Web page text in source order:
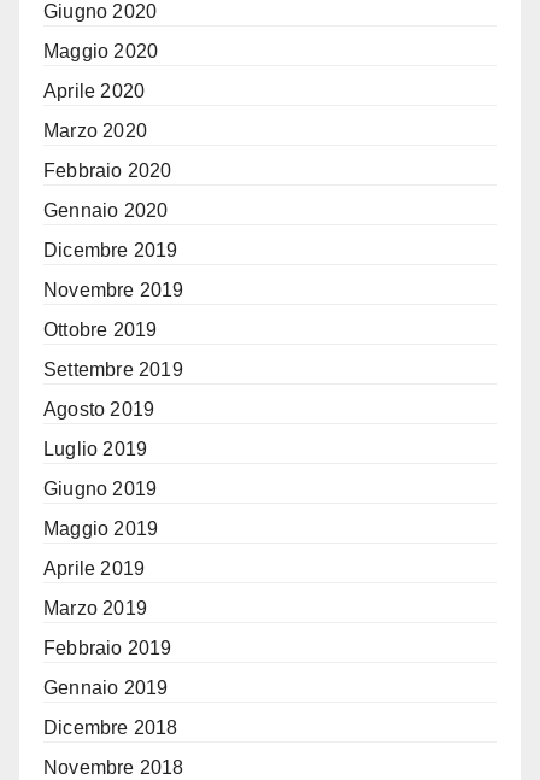
Giugno 2020
Maggio 2020
Aprile 2020
Marzo 2020
Febbraio 2020
Gennaio 2020
Dicembre 2019
Novembre 2019
Ottobre 2019
Settembre 2019
Agosto 2019
Luglio 2019
Giugno 2019
Maggio 2019
Aprile 2019
Marzo 2019
Febbraio 2019
Gennaio 2019
Dicembre 2018
Novembre 2018